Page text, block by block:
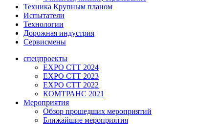
Техника Крупным планом
Испытатели
Технологии
Дорожная индустрия
Сервисмены
спецпроекты
EXPO CTT 2024
EXPO CTT 2023
EXPO CTT 2022
КОМТРАНС 2021
Мероприятия
Обзор прошедших мероприятий
Ближайшие мероприятия